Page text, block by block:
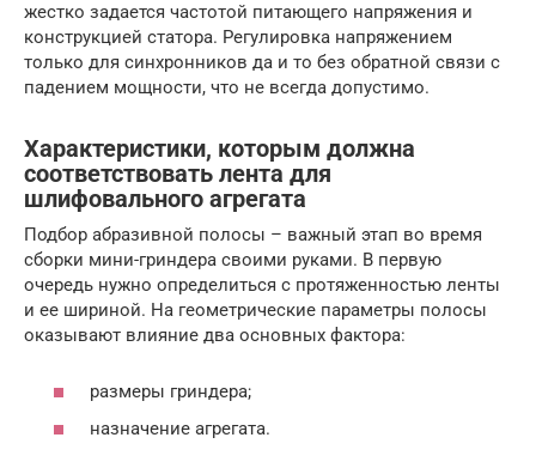
жестко задается частотой питающего напряжения и
конструкцией статора. Регулировка напряжением
только для синхронников да и то без обратной связи с
падением мощности, что не всегда допустимо.
Характеристики, которым должна
соответствовать лента для
шлифовального агрегата
Подбор абразивной полосы – важный этап во время
сборки мини-гриндера своими руками. В первую
очередь нужно определиться с протяженностью ленты
и ее шириной. На геометрические параметры полосы
оказывают влияние два основных фактора:
размеры гриндера;
назначение агрегата.